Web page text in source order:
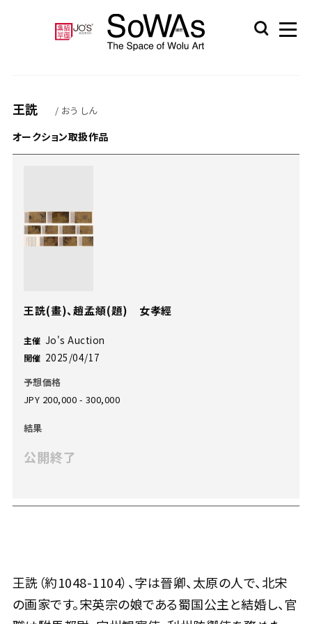
王詵 / おう しん
王詵（約1048-1104）、字は晉卿、太原の人で、北宋
の画家です。宋英宗の娘である蜀国公主と結婚し、官
オークション取扱作品
王詵(畫)、趙孟頫(題) 女孝經
主催 Jo's Auction
開催 2025/04/17
予想価格
JPY 200,000 - 300,000
結果
公開終了